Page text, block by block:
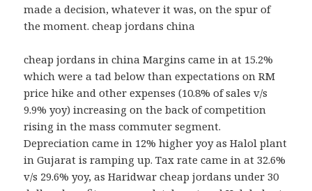
made a decision, whatever it was, on the spur of
the moment. cheap jordans china
cheap jordans in china Margins came in at 15.2%
which were a tad below than expectations on RM
price hike and other expenses (10.8% of sales v/s
9.9% yoy) increasing on the back of competition
rising in the mass commuter segment.
Depreciation came in 12% higher yoy as Halol plant
in Gujarat is ramping up. Tax rate came in at 32.6%
v/s 29.6% yoy, as Haridwar cheap jordans under 30